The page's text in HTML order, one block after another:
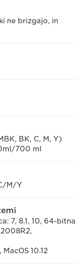
ne brizgajo, in
BK, C, M, Y)
700 ml
M/Y
7, 8.1, 10, 64-bitna
2008R2,
10.12